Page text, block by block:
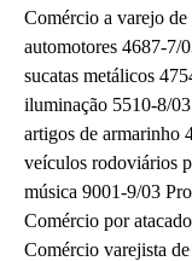
Comércio a varejo de
automotores 4687-7/
sucatas metálicos
iluminação 5510-8/
artigos de armarinho
veículos rodoviários
música 9001-9/03
Comércio por
Comércio varejista